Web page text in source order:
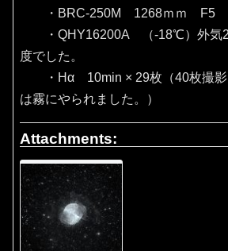
・BRC-250M 1268ｍｍ F5
・QHY16200A （‐18℃）外気
度でした。
・Hα 10min × 29枚（40枚撮影
は霧にやられました。）
Attachments: